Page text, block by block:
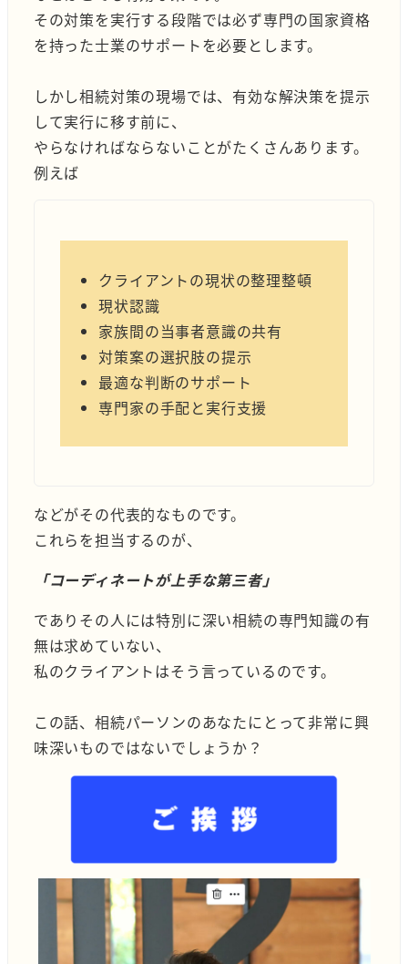
その対策を実行する段階では必ず専門の国家資格
を持った士業のサポートを必要とします。
しかし相続対策の現場では、有効な解決策を提示
して実行に移す前に、
やらなければならないことがたくさんあります。
例えば
クライアントの現状の整理整頓
現状認識
家族間の当事者意識の共有
対策案の選択肢の提示
最適な判断のサポート
専門家の手配と実行支援
などがその代表的なものです。
これらを担当するのが、
「コーディネートが上手な第三者」
でありその人には特別に深い相続の専門知識の有
無は求めていない、
私のクライアントはそう言っているのです。
この話、相続パーソンのあなたにとって非常に興
味深いものではないでしょうか？